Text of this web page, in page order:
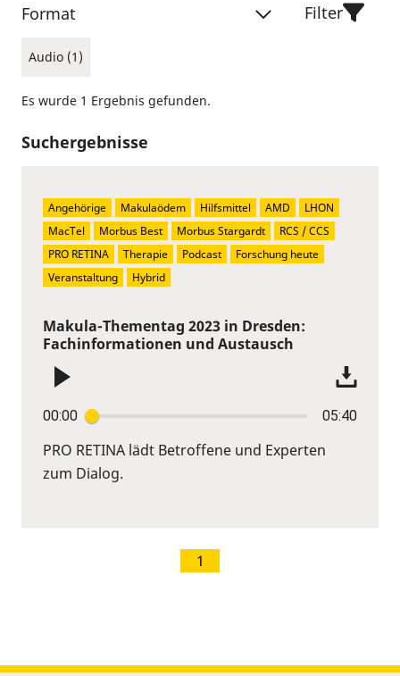
Format
Audio (1)
Filter
Es wurde 1 Ergebnis gefunden.
Suchergebnisse
Makula-Thementag 2023 in Dresden:
Fachinformationen und Austausch
00:00 05:40
PRO RETINA lädt Betroffene und Experten
zum Dialog.
Angehörige Makulaödem Hilfsmittel AMD
LHON
MacTel
Morbus Best Morbus Stargardt
RCS / CCS
PRO RETINA
Therapie Podcast
Forschung heute
Veranstaltung
Hybrid
1